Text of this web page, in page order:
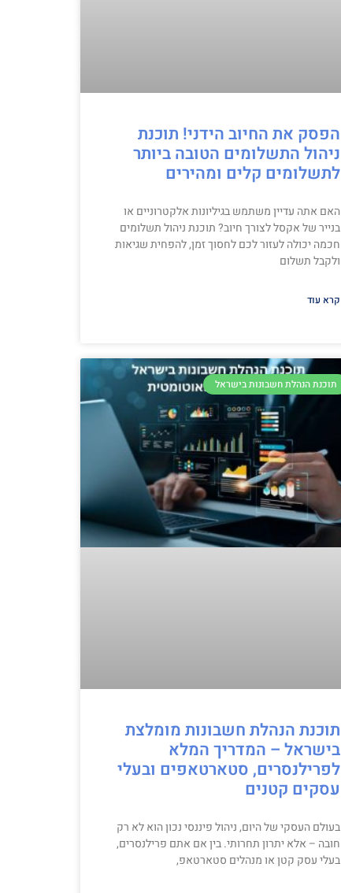
הפסק את החיוב הידני! תוכנת
ניהול התשלומים הטובה ביותר
לתשלומים קלים ומהירים
האם אתה עדיין משתמש בגיליונות אלקטרוניים או
בנייר של אקסל לצורך חיוב? תוכנת ניהול תשלומים
חכמה יכולה לעזור לכם לחסוך זמן, להפחית שגיאות
ולקבל תשלום
קרא עוד
תוכנת הנהלת חשבונות בישראל
תוכנת הנהלת חשבונות מומלצת
בישראל – המדריך המלא
לפרילנסרים, סטארטאפים ובעלי
עסקים קטנים
בעולם העסקי של היום, ניהול פיננסי נכון הוא לא רק
חובה – אלא יתרון תחרותי. בין אם אתם פרילנסרים,
בעלי עסק קטן או מנהלים סטארטאפ,